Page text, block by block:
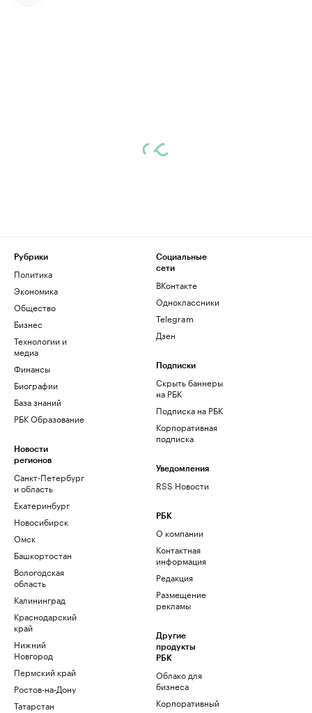
Рубрики
Политика
Экономика
Общество
Бизнес
Технологии и
медиа
Финансы
Биографии
База знаний
РБК Образование
Новости
регионов
Санкт-Петербург
и область
Екатеринбург
Новосибирск
Омск
Башкортостан
Вологодская
область
Калининград
Краснодарский
край
Нижний
Новгород
Пермский край
Ростов-на-Дону
Татарстан
Социальные
сети
ВКонтакте
Одноклассники
Telegram
Дзен
Подписки
Скрыть баннеры
на РБК
Подписка на РБК
Корпоративная
подписка
Уведомления
RSS Новости
РБК
О компании
Контактная
информация
Редакция
Размещение
рекламы
Другие
продукты
РБК
Облако для
бизнеса
Корпоративный